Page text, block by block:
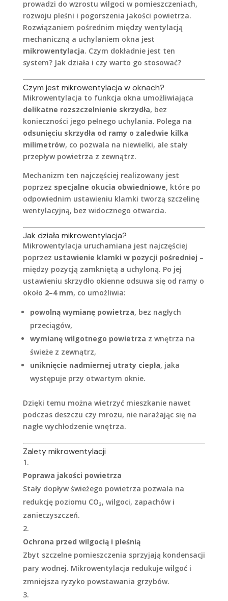
prowadzi do wzrostu wilgoci w pomieszczeniach,
rozwoju pleśni i pogorszenia jakości powietrza.
Rozwiązaniem pośrednim między wentylacją
mechaniczną a uchylaniem okna jest
mikrowentylacja. Czym dokładnie jest ten
system? Jak działa i czy warto go stosować?
Czym jest mikrowentylacja w oknach?
Mikrowentylacja to funkcja okna umożliwiająca
delikatne rozszczelnienie skrzydła, bez
konieczności jego pełnego uchylania. Polega na
odsunięciu skrzydła od ramy o zaledwie kilka
milimetrów, co pozwala na niewielki, ale stały
przepływ powietrza z zewnątrz.
Mechanizm ten najczęściej realizowany jest
poprzez specjalne okucia obwiedniowe, które po
odpowiednim ustawieniu klamki tworzą szczelinę
wentylacyjną, bez widocznego otwarcia.
Jak działa mikrowentylacja?
Mikrowentylacja uruchamiana jest najczęściej
poprzez ustawienie klamki w pozycji pośredniej –
między pozycją zamkniętą a uchyloną. Po jej
ustawieniu skrzydło okienne odsuwa się od ramy o
około 2–4 mm, co umożliwia:
powolną wymianę powietrza, bez nagłych
przeciągów,
wymianę wilgotnego powietrza z wnętrza na
świeże z zewnątrz,
uniknięcie nadmiernej utraty ciepła, jaka
występuje przy otwartym oknie.
Dzięki temu można wietrzyć mieszkanie nawet
podczas deszczu czy mrozu, nie narażając się na
nagłe wychłodzenie wnętrza.
Zalety mikrowentylacji
Poprawa jakości powietrza
Stały dopływ świeżego powietrza pozwala na
redukcję poziomu CO₂, wilgoci, zapachów i
zanieczyszczeń.
Ochrona przed wilgocią i pleśnią
Zbyt szczelne pomieszczenia sprzyjają kondensacji
pary wodnej. Mikrowentylacja redukuje wilgoć i
zmniejsza ryzyko powstawania grzybów.